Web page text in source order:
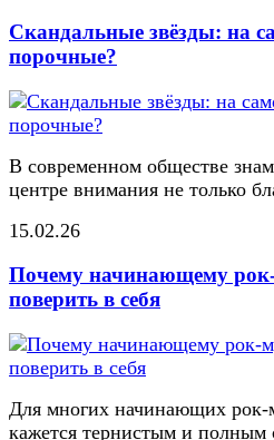
Скандальные звёзды: на
порочные?
В современном обществе
центре внимания не только
15.02.26
Почему начинающему
поверить в себя
Для многих начинающих рок-
кажется тернистым и